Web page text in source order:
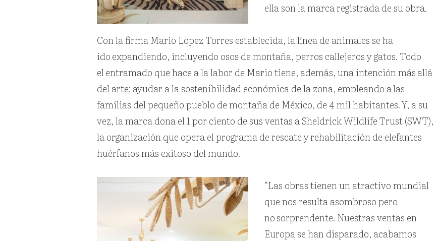
ella son la marca registrada de su obra.
Con la firma Mario Lopez Torres establecida, la línea de animales se ha
idoexpandiendo, incluyendo osos de montaña, perros callejeros y gatos. Todo
elentramado que hace a la labor de Mario tiene, además, una intención másallá
del arte: ayudar a la sostenibilidad económica de la zona, empleando alas
familias del pequeño pueblo de montaña de México, de 4 mil habitantes.Y, a su
vez, la marca dona el 1 por ciento de sus ventas a Sheldrick WildlifeTrust (SWT),
la organización que opera el programa de rescate yrehabilitación de elefantes
huérfanos más exitoso del mundo.
“Las obras tienen un atractivo mundial
que nos resulta asombroso pero
nosorprendente. Nuestras ventas en
Europa se han disparado, acabamos